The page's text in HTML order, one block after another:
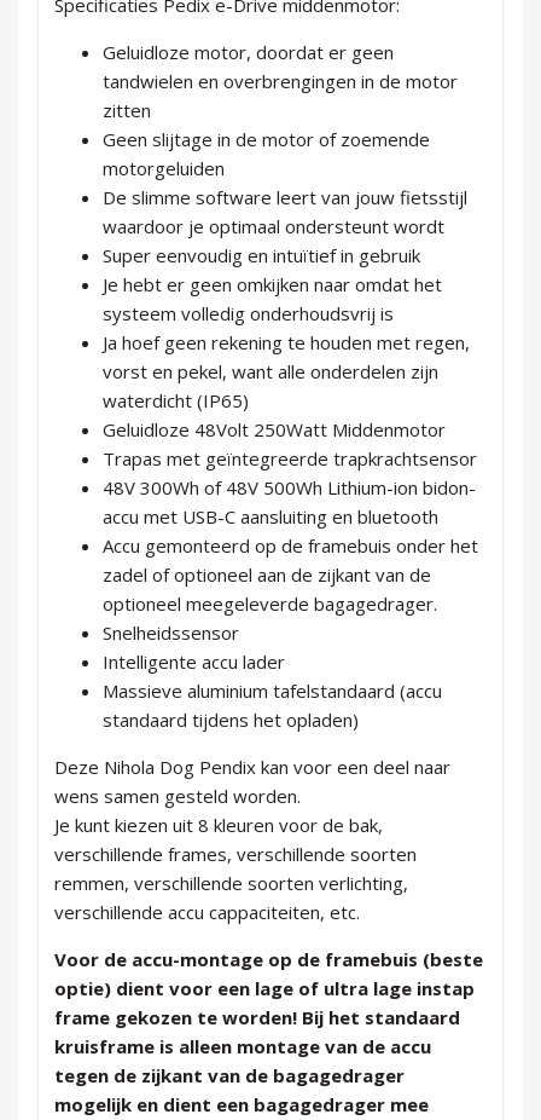
Specificaties Pedix e-Drive middenmotor:
Geluidloze motor, doordat er geen
tandwielen en overbrengingen in de motor
zitten
Geen slijtage in de motor of zoemende
motorgeluiden
De slimme software leert van jouw fietsstijl
waardoor je optimaal ondersteunt wordt
Super eenvoudig en intuïtief in gebruik
Je hebt er geen omkijken naar omdat het
systeem volledig onderhoudsvrij is
Ja hoef geen rekening te houden met regen,
vorst en pekel, want alle onderdelen zijn
waterdicht (IP65)
Geluidloze 48Volt 250Watt Middenmotor
Trapas met geïntegreerde trapkrachtsensor
48V 300Wh of 48V 500Wh Lithium-ion bidon-
accu met USB-C aansluiting en bluetooth
Accu gemonteerd op de framebuis onder het
zadel of optioneel aan de zijkant van de
optioneel meegeleverde bagagedrager.
Snelheidssensor
Intelligente accu lader
Massieve aluminium tafelstandaard (accu
standaard tijdens het opladen)
Deze Nihola Dog Pendix kan voor een deel naar
wens samen gesteld worden.
Je kunt kiezen uit 8 kleuren voor de bak,
verschillende frames, verschillende soorten
remmen, verschillende soorten verlichting,
verschillende accu cappaciteiten, etc.
Voor de accu-montage op de framebuis (beste
optie) dient voor een lage of ultra lage instap
frame gekozen te worden! Bij het standaard
kruisframe is alleen montage van de accu
tegen de zijkant van de bagagedrager
mogelijk en dient een bagagedrager mee